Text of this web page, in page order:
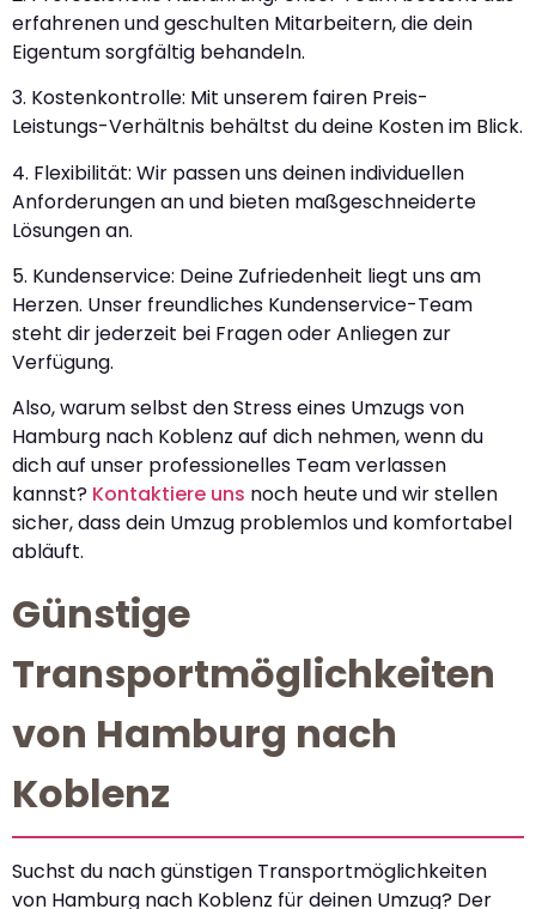
erfahrenen und geschulten Mitarbeitern, die dein
Eigentum sorgfältig behandeln.
3. Kostenkontrolle: Mit unserem fairen Preis-
Leistungs-Verhältnis behältst du deine Kosten im Blick.
4. Flexibilität: Wir passen uns deinen individuellen
Anforderungen an und bieten maßgeschneiderte
Lösungen an.
5. Kundenservice: Deine Zufriedenheit liegt uns am
Herzen. Unser freundliches Kundenservice-Team
steht dir jederzeit bei Fragen oder Anliegen zur
Verfügung.
Also, warum selbst den Stress eines Umzugs von
Hamburg nach Koblenz auf dich nehmen, wenn du
dich auf unser professionelles Team verlassen
kannst? Kontaktiere uns noch heute und wir stellen
sicher, dass dein Umzug problemlos und komfortabel
abläuft.
Günstige
Transportmöglichkeiten
von Hamburg nach
Koblenz
Suchst du nach günstigen Transportmöglichkeiten
von Hamburg nach Koblenz für deinen Umzug? Der